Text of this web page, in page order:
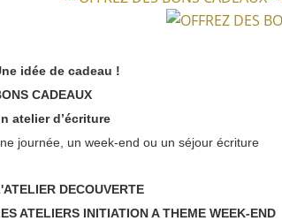
idée de cadeau !
CADEAUX
atelier d’écriture
journée, un week-end ou un séjour écriture
DECOUVERTE
ATELIERS INITIATION A THEME WEEK-END